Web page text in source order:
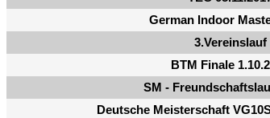
German Indoor
3.Vereinslauf
BTM Finale
SM -
Deutsche Meisterschaft